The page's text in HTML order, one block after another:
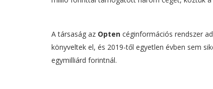
A társaság az Opten céginformációs rendszer
könyveltek el, és 2019-től egyetlen évben sem
egymilliárd forintnál.